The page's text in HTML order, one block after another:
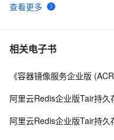
9 阿里云飞天企业版PaaS
10
查看更多
相关电子书
《容器镜像服务企业版 (ACR
阿里云Redis企业版Tair持
阿里云Redis企业版Tair持